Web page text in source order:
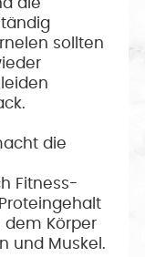
die
sollten
die
Fitness-
dem Körper
und Muskel.